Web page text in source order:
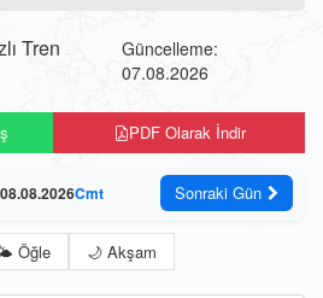
Tren
Güncelleme:
07.08.2026
PDF Olarak İndir
08.08.2026Cmt Sonraki Gün
Öğle 🌙 Akşam